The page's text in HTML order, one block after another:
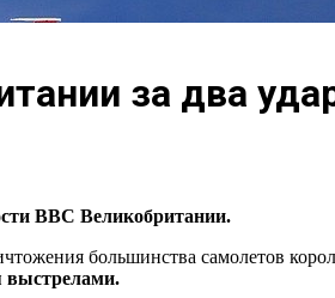
за два
ВВС Великобритании.
большинства самолетов
выстрелами.